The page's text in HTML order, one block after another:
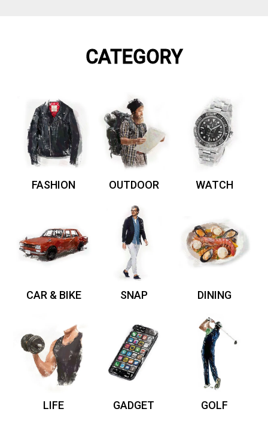
CATEGORY
FASHION OUTDOOR WATCH
CAR & BIKE SNAP DINING
LIFE GADGET GOLF